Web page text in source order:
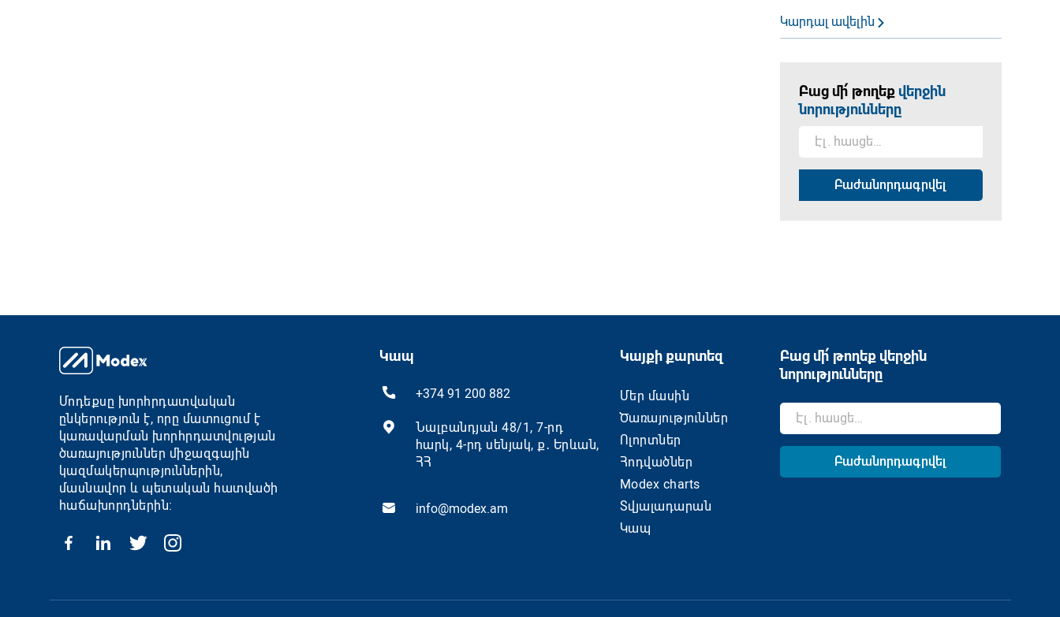
Կարդալ ավելին
Բաց մի՛ թողեք վերջին
նորությունները
Մոդեքսը խորհրդատվական
ընկերություն է, որը մատուցում է
կառավարման խորհրդատվության
ծառայություններ միջազգային
կազմակերպություններին,
մասնավոր և պետական հատվածի
հաճախորդներին։
Կապ
+374 91 200 882
Նալբանդյան 48/1, 7-րդ
հարկ, 4-րդ սենյակ, ք․ Երևան,
ՀՀ
info@modex.am
Կայքի քարտեզ
Մեր մասին
Ծառայություններ
Ոլորտներ
Հոդվածներ
Modex charts
Տվյալադարան
Կապ
Բաց մի՛ թողեք վերջին
նորությունները